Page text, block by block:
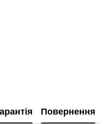
Повернення